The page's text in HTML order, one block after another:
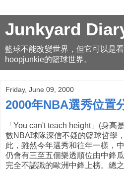
Junkyard
籃球不能改變世界，但它可以是
hoopjunkie的籃球世界。
Friday, June 09, 2000
2000年NBA選秀位置
「You can't teach height」(身高
數NBA球隊深信不疑的籃球哲學
此，雖然今年選秀和往年一樣，
仍會有三至五個樂透順位由中鋒
完全不認識的歐洲中鋒上榜。總